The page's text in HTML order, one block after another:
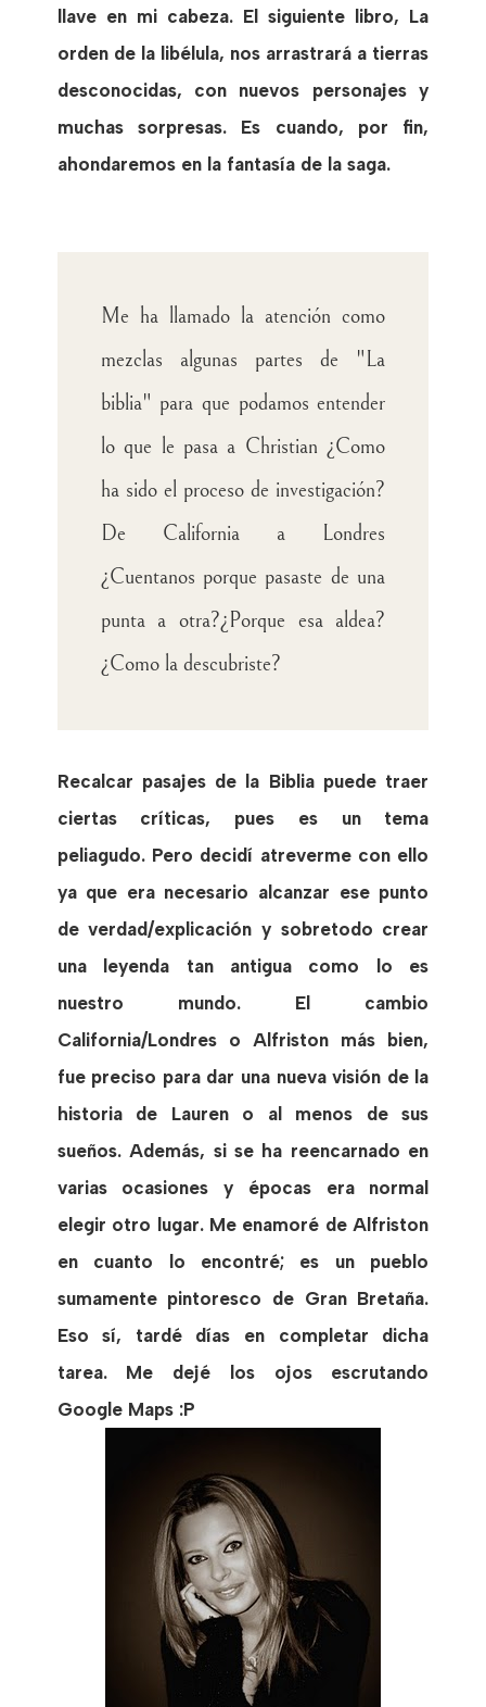
llave en mi cabeza. El siguiente libro, La
orden de la libélula, nos arrastrará a tierras
desconocidas, con nuevos personajes y
muchas sorpresas. Es cuando, por fin,
ahondaremos en la fantasía de la saga.
Me ha llamado la atención como
mezclas algunas partes de "La
biblia" para que podamos entender
lo que le pasa a Christian ¿Como
ha sido el proceso de investigación?
De California a Londres
¿Cuentanos porque pasaste de una
punta a otra?¿Porque esa aldea?
¿Como la descubriste?
Recalcar pasajes de la Biblia puede traer
ciertas críticas, pues es un tema
peliagudo. Pero decidí atreverme con ello
ya que era necesario alcanzar ese punto
de verdad/explicación y sobretodo crear
una leyenda tan antigua como lo es
nuestro mundo. El cambio
California/Londres o Alfriston más bien,
fue preciso para dar una nueva visión de la
historia de Lauren o al menos de sus
sueños. Además, si se ha reencarnado en
varias ocasiones y épocas era normal
elegir otro lugar. Me enamoré de Alfriston
en cuanto lo encontré; es un pueblo
sumamente pintoresco de Gran Bretaña.
Eso sí, tardé días en completar dicha
tarea. Me dejé los ojos escrutando
Google Maps :P